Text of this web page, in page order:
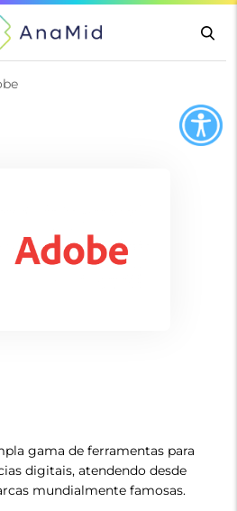
gama de ferramentas para
digitais, atendendo desde
mundialmente famosas.